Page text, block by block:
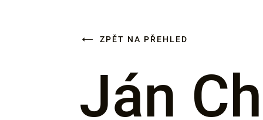
ZPĚT NA PŘEHLED
Ján